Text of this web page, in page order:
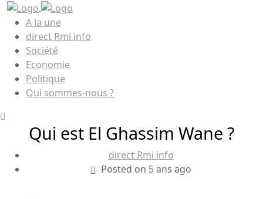
A la une
direct Rmi info
Société
Economie
Politique
Qui sommes-nous ?
Qui est El Ghassim Wane ?
direct Rmi info
Posted on 5 ans ago